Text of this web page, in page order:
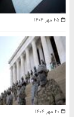
۲۵ مهر ۱۴۰۴
۲۰ مهر ۱۴۰۴